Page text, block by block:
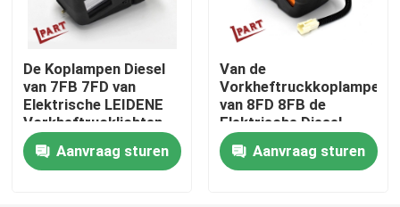
Het Wiel van de vorkheftruckaandrijving
Het Controlemechanisme van de vorkheftruckmotor
Elektrische Vorkheftruckmotor
De Koplampen Diesel
van 7FB 7FD van
Elektrische LEIDENE
Vorkheftrucklichten
Aanvraag sturen
Van de
Vorkheftruckkoplampen
van 8FD 8FB de
Elektrische Diesel
Geleide Lamp 48V
Aanvraag sturen